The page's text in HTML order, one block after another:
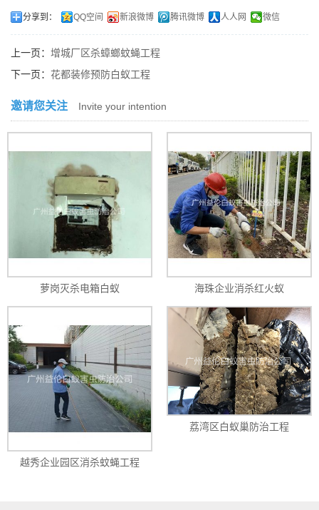
分享到： QQ空间 新浪微博 腾讯微博 人人网 微信
上一页： 增城厂区杀蟑螂蚊蝇工程
下一页： 花都装修预防白蚁工程
邀请您关注 Invite your intention
萝岗灭杀电箱白蚁 海珠企业消杀红火蚁
越秀企业园区消杀蚊蝇工程
荔湾区白蚁巢防治工程